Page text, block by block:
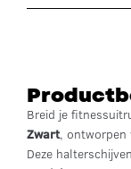
Breid je
Zwart, ontworpen
Deze